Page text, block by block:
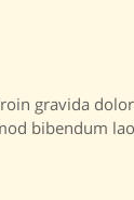
gravida
bibendum